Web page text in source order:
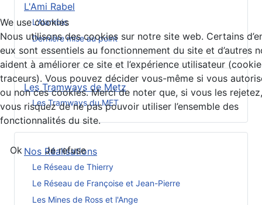
L'Ami Rabel
L'Alambic
Dernière mise au point
Les Tramways de Metz
Les Tramways du MET
Nos Réalisations
Le Réseau de Thierry
Le Réseau de Françoise et Jean-Pierre
Les Mines de Ross et l'Ange
We use cookies
Nous utilisons des cookies sur notre site web. Certains
eux sont essentiels au fonctionnement du site et d’autres
aident à améliorer ce site et l’expérience utilisateur
traceurs). Vous pouvez décider vous-même si vous
ou non ces cookies. Merci de noter que, si vous les rejetez,
vous risquez de ne pas pouvoir utiliser l’ensemble des
fonctionnalités du site.
Ok Je refuse